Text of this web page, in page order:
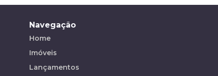
Navegação
Home
Imóveis
Lançamentos